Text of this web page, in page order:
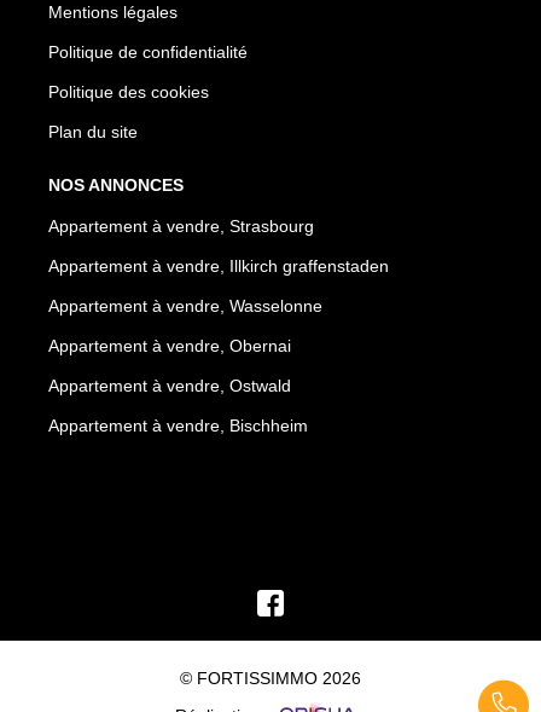
Mentions légales
Politique de confidentialité
Politique des cookies
Plan du site
NOS ANNONCES
Appartement à vendre, Strasbourg
Appartement à vendre, Illkirch graffenstaden
Appartement à vendre, Wasselonne
Appartement à vendre, Obernai
Appartement à vendre, Ostwald
Appartement à vendre, Bischheim
© FORTISSIMMO 2026